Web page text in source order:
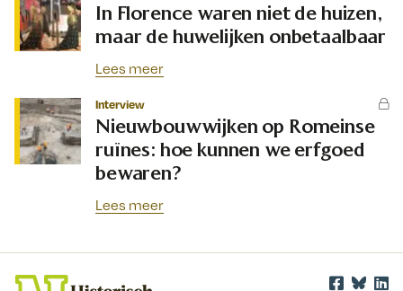
In Florence waren niet de huizen,
maar de huwelijken onbetaalbaar
Lees meer
Interview
Nieuwbouwwijken op Romeinse
ruïnes: hoe kunnen we erfgoed
bewaren?
Lees meer